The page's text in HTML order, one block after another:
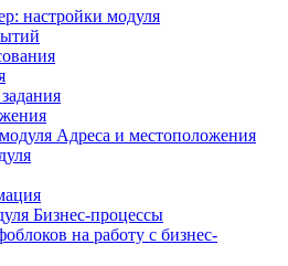
настройки модуля
Адреса и местоположения
Бизнес-процессы
на работу с бизнес-